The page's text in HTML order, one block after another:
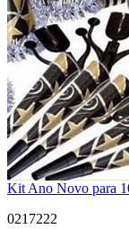
Kit Ano Novo para
0217222